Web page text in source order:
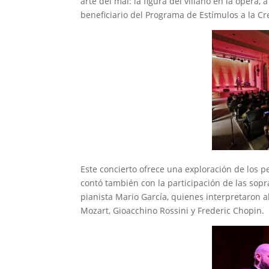
beneficiario del Programa de Estímulos a la
Este concierto ofrece una exploración de los
contó también con la participación de las
pianista Mario García, quienes interpretaron
Mozart, Gioacchino Rossini y Frederic Chopin.